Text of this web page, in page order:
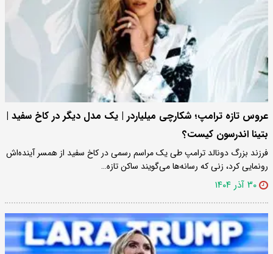
عروس تازه ترامپ؛ شکارچی میلیاردر | یک مدل دیگر در کاخ سفید |
بتینا اندرسون کیست؟
فرزند بزرگ دونالد ترامپ طی یک مراسم رسمی در کاخ سفید از همسر آینده‌اش
رونمایی کرد، زنی که رسانه‌ها می‌گویند ساکن تازه…
۳۰ آذر ۱۴۰۴